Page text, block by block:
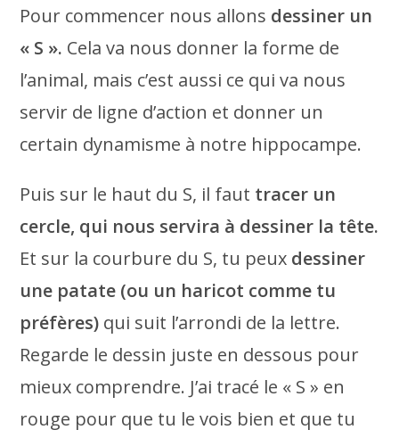
Pour commencer nous allons dessiner un
« S ». Cela va nous donner la forme de
l’animal, mais c’est aussi ce qui va nous
servir de ligne d’action et donner un
certain dynamisme à notre hippocampe.
Puis sur le haut du S, il faut tracer un
cercle, qui nous servira à dessiner la tête.
Et sur la courbure du S, tu peux dessiner
une patate (ou un haricot comme tu
préfères) qui suit l’arrondi de la lettre.
Regarde le dessin juste en dessous pour
mieux comprendre. J’ai tracé le « S » en
rouge pour que tu le vois bien et que tu